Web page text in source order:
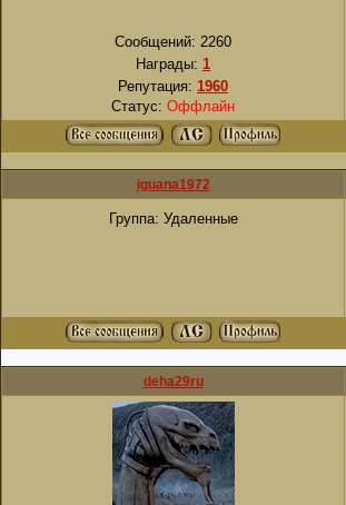
Сообщений: 2260
Награды: 1
Репутация: 1960
Статус: Оффлайн
iguana1972
Группа: Удаленные
deha29ru